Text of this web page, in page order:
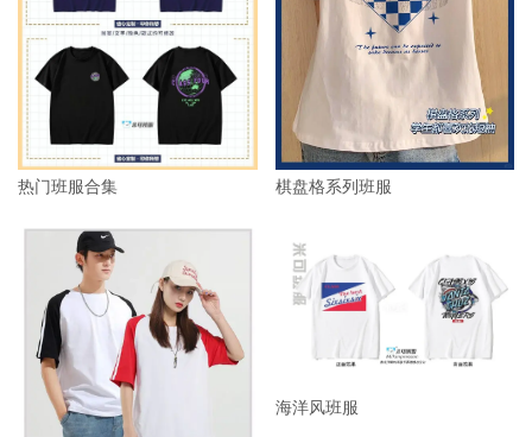
热门班服合集 棋盘格系列班服
海洋风班服